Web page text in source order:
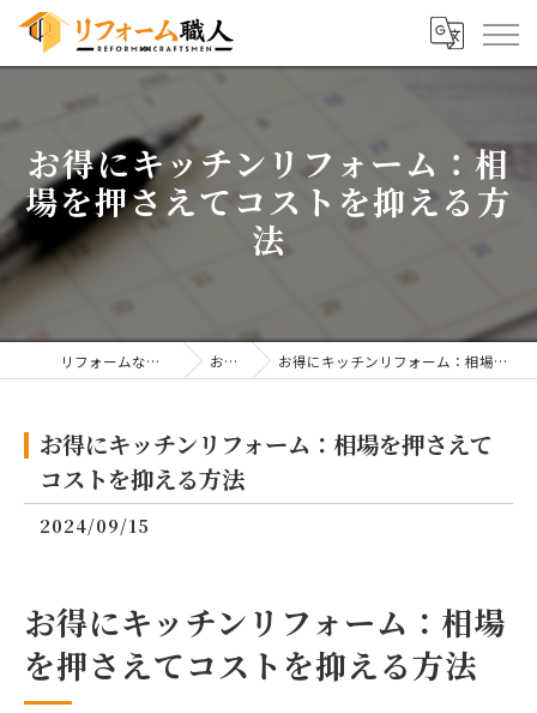
お得にキッチンリフォーム：相
場を押さえてコストを抑える方
法
リフォームならリフォーム職人 お知らせ お得にキッチンリフォーム：相場を押さえてコストを抑える方法
お得にキッチンリフォーム：相場を押さえて
コストを抑える方法
2024/09/15
お得にキッチンリフォーム：相場
を押さえてコストを抑える方法